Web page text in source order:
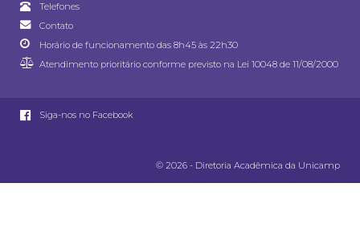
Telefones
Contato
Horário de funcionamento das 8h45 às 22h30
Atendimento prioritário conforme previsto na Lei 10048 de 11/08/2000
Siga-nos no Facebook
© 2026 - Diretoria Acadêmica da Unicamp